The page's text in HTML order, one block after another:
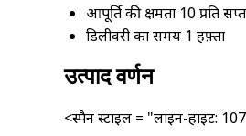
आपूर्ति की क्षमता 10 प्रति
डिलीवरी का समय 1 हफ़्ता
उत्पाद वर्णन
<स्पैन स्टाइल = "लाइन-हाइट: